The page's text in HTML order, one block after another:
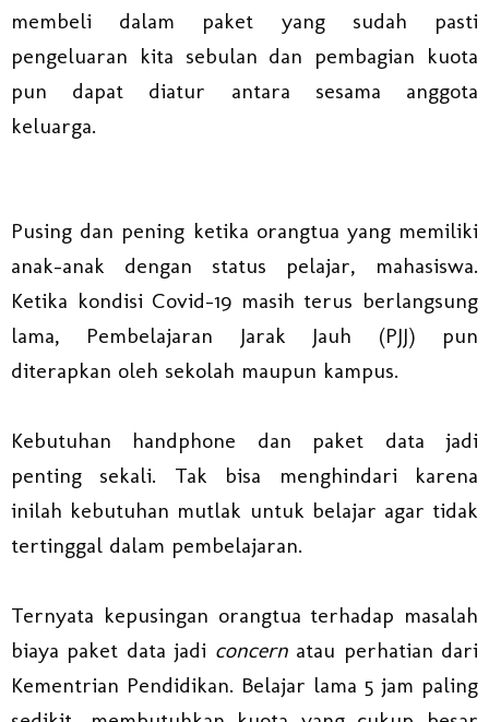
membeli dalam paket yang sudah pasti
pengeluaran kita sebulan dan pembagian kuota
pun dapat diatur antara sesama anggota
keluarga.
Pusing dan pening ketika orangtua yang memiliki
anak-anak dengan status pelajar, mahasiswa.
Ketika kondisi Covid-19 masih terus berlangsung
lama, Pembelajaran Jarak Jauh (PJJ) pun
diterapkan oleh sekolah maupun kampus.
Kebutuhan handphone dan paket data jadi
penting sekali. Tak bisa menghindari karena
inilah kebutuhan mutlak untuk belajar agar tidak
tertinggal dalam pembelajaran.
Ternyata kepusingan orangtua terhadap masalah
biaya paket data jadi concernatau perhatian dari
Kementrian Pendidikan. Belajar lama 5 jam paling